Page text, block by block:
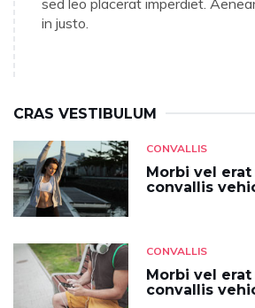
in justo.
CRAS VESTIBULUM
CONVALLIS
Morbi vel
convallis
CONVALLIS
Morbi vel
convallis